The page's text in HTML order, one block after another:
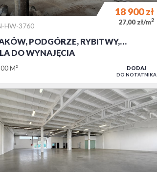
HW-3760
PODGÓRZE, RYBITWY,…
DO WYNAJĘCIA
M²
18 900zł
27,00 zł/m2
DODAJ
DO NOTATNIKA